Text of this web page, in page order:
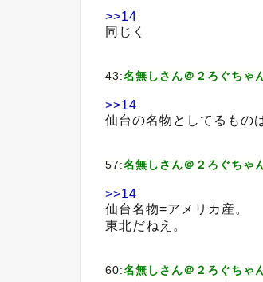
>>14
同じく
43:名無しさん＠２ろぐちゃ
>>14
仙台の名物としてるもの
57:名無しさん＠２ろぐちゃ
>>14
仙台名物=アメリカ産。
東北だねえ。
60:名無しさん＠２ろぐちゃ